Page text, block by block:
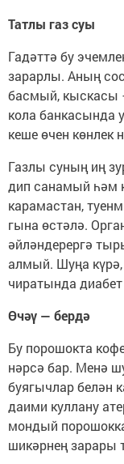
Татлы газ суы
Гадәттә бу
зарарлы. Аның
басмый, кыскасы
кола банкасында
кеше өчен көнлек
Газлы суның иң
дип санамый һәм
карамастан,
гына өстәлә.
әйләндерергә
алмый. Шуңа
чиратында
Өчәү — бердә
Бу порошокта
нәрсә бар. Менә
буягычлар белән
даими куллану
мондый
шикәрнең зарары